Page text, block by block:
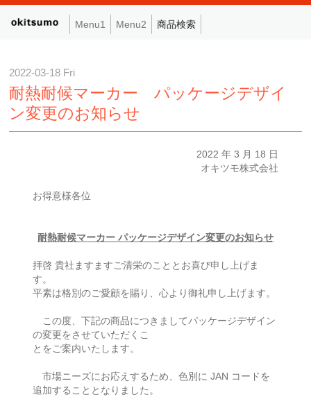
Menu1 Menu2 商品検索
2022-03-18 Fri
耐熱耐候マーカー パッケージデザイ
ン変更のお知らせ
2022 年 3 月 18 日
オキツモ株式会社
お得意様各位
耐熱耐候マーカー パッケージデザイン変更のお知らせ
拝啓 貴社ますますご清栄のこととお喜び申し上げま
す。
平素は格別のご愛顧を賜り、心より御礼申し上げます。
この度、下記の商品につきましてパッケージデザイン
の変更をさせていただくこ
とをご案内いたします。
市場ニーズにお応えするため、色別に JAN コードを
追加することとなりました。